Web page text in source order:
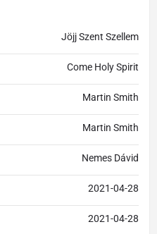
Jöjj Szent Szellem
Come Holy Spirit
Martin Smith
Martin Smith
Nemes Dávid
2021-04-28
2021-04-28